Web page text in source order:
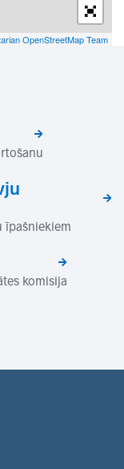
OpenStreetMap Team
īpašniekiem
komisija